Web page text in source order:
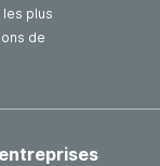
plus
de